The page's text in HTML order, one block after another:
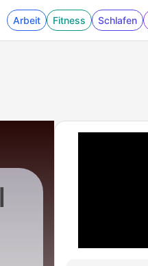
Arbeit Fitness Schlafen